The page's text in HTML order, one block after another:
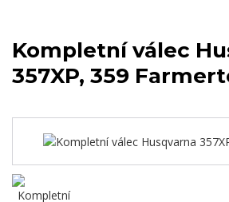
Kompletní válec
357XP, 359